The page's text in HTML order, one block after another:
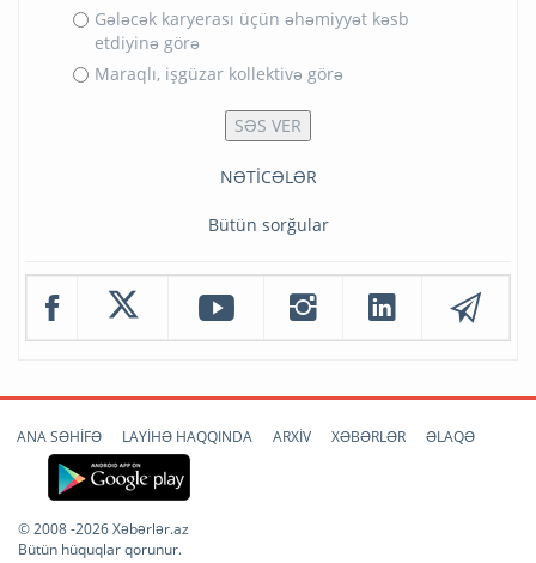
Gələcək karyerası üçün əhəmiyyət kəsb
etdiyinə görə
Maraqlı, işgüzar kollektivə görə
NƏTİCƏLƏR
Bütün sorğular
ANA SƏHİFƏ LAYİHƏ HAQQINDA ARXİV XƏBƏRLƏR ƏLAQƏ
© 2008 -2026 Xəbərlər.az
Bütün hüquqlar qorunur.